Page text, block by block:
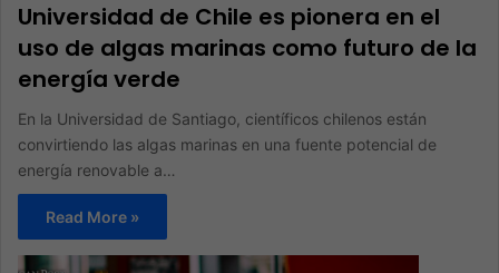
Universidad de Chile es pionera en el
uso de algas marinas como futuro de la
energía verde
En la Universidad de Santiago, científicos chilenos están
convirtiendo las algas marinas en una fuente potencial de
energía renovable a…
Read More »